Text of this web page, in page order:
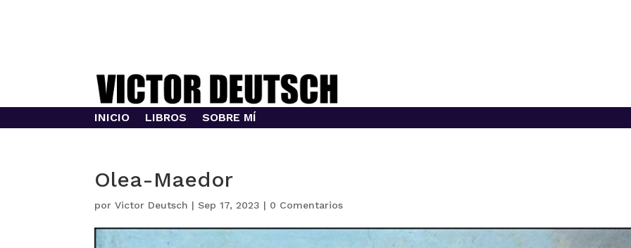
INICIO LIBROS SOBRE MÍ
Olea-Maedor
porVictor Deutsch |Sep 17, 2023 | 0 Comentarios